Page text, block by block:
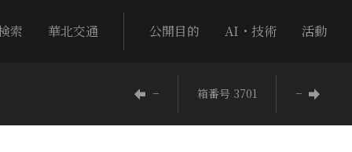
索 華北交通 公開目的 AI・技術 活動
− 箱番号 3701 −